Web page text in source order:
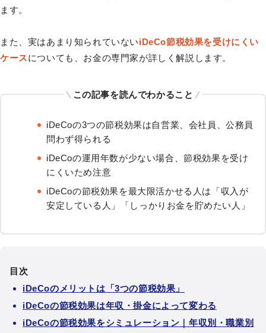
ます。
また、実はあまり知られていないiDeCo節税効果を受けにくい
ケースについても、お金の専門家が詳しく解説します。
この記事を読んでわかること
iDeCoの3つの節税効果は自営業、会社員、公務員
問わず得られる
iDeCoの運用年数が少ない場合、節税効果を受け
にくいため注意
iDeCoの節税効果を最大限活かせる人は「収入が
安定している人」「しっかりお金を貯めたい人」
目次
iDeCoのメリットは「3つの節税効果」
iDeCoの節税効果は年収・掛金によって変わる
iDeCoの節税効果をシミュレーション｜年収別・職業別